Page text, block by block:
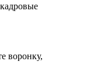
воронку,